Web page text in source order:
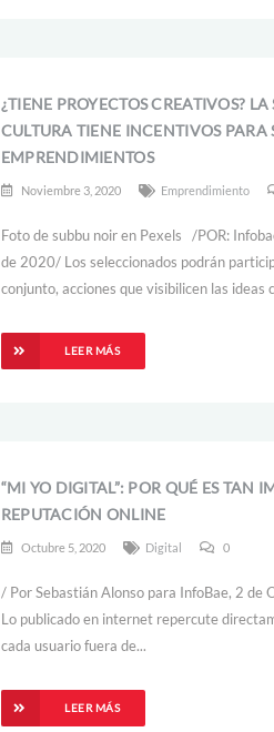
¿TIENE PROYECTOS CREATIVOS?
CULTURA TIENE INCENTIVOS PARA
EMPRENDIMIENTOS
Noviembre 3, 2020 Emprendimiento
Foto de subbu noir en Pexels /POR:
de 2020/ Los seleccionados podrán
conjunto, acciones que visibilicen las ideas
LEER MÁS
“MI YO DIGITAL”: POR QUÉ ES TAN
REPUTACIÓN ONLINE
Octubre 5, 2020 Digital 0
/ Por Sebastián Alonso para InfoBae, 2 de
Lo publicado en internet repercute
cada usuario fuera de...
LEER MÁS